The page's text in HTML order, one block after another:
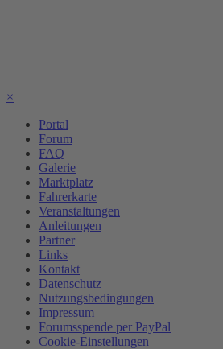
×
Portal
Forum
FAQ
Galerie
Marktplatz
Fahrerkarte
Veranstaltungen
Anleitungen
Partner
Links
Kontakt
Datenschutz
Nutzungsbedingungen
Impressum
Forumsspende per PayPal
Cookie-Einstellungen